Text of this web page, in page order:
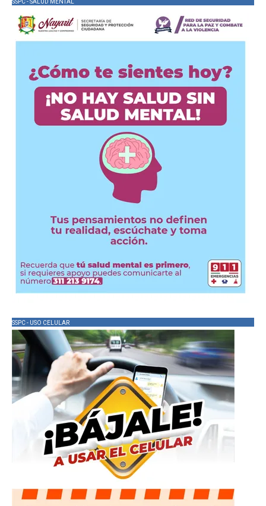
SSPC - USO CELULAR